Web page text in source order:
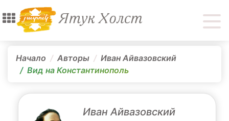
Начало Авторы
Иван Айвазовский
Вид на Константинополь
Иван Айвазовский